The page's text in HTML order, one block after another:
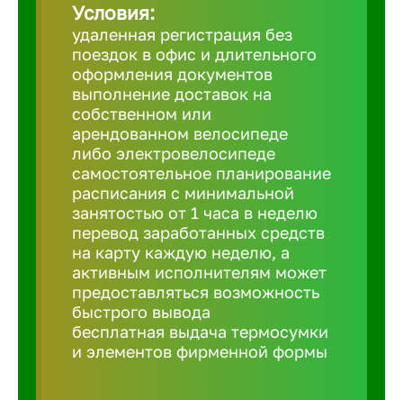
Батайск
Условия:
удаленная регистрация без
поездок в офис и длительного
оформления документов
выполнение доставок на
собственном или
арендованном велосипеде
либо электровелосипеде
самостоятельное планирование
расписания с минимальной
занятостью от 1 часа в неделю
перевод заработанных средств
на карту каждую неделю, а
активным исполнителям может
предоставляться возможность
быстрого вывода
бесплатная выдача термосумки
и элементов фирменной формы